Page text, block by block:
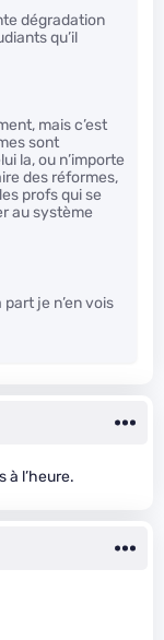
dégradation
qu’il
mais c’est
sont
la, ou n’importe
des réformes,
profs qui se
au système
je n’en vois
à l’heure.